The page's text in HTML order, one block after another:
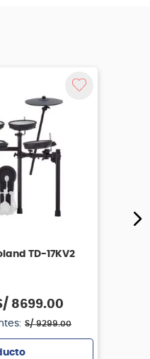
TD-17KV2
8699.00
S/ 9299.00